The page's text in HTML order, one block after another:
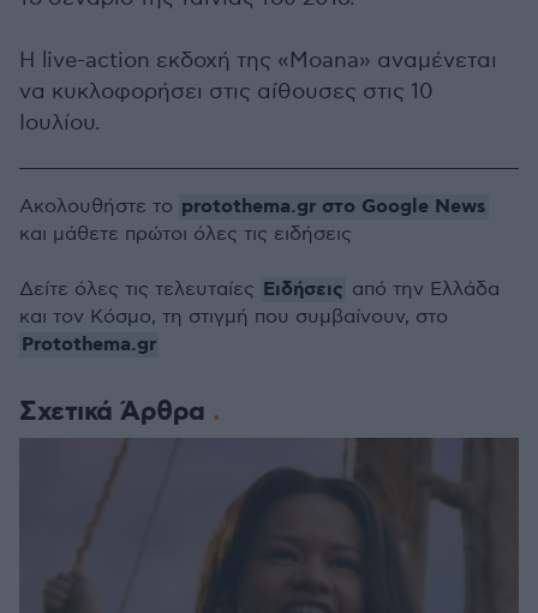
Η live-action εκδοχή της «Moana» αναμένεται
να κυκλοφορήσει στις αίθουσες στις 10
Ιουλίου.
Σχετικά Άρθρα
Ακολουθήστε το protothema.gr στο Google News
και μάθετε πρώτοι όλες τις ειδήσεις
Δείτε όλες τις τελευταίες Ειδήσεις από την Ελλάδα
και τον Κόσμο, τη στιγμή που συμβαίνουν, στο
Protothema.gr